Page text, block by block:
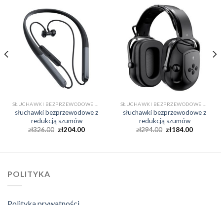
słuchawki bezprzewodowe z
redukcją szumów
zł326.00 zł204.00
słuchawki bezprzewodowe z
redukcją szumów
zł294.00 zł184.00
POLITYKA